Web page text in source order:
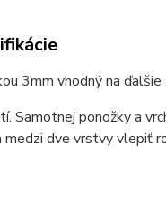
3mm vhodný na
Samotnej ponožky a
medzi dve vrstvy vlepiť